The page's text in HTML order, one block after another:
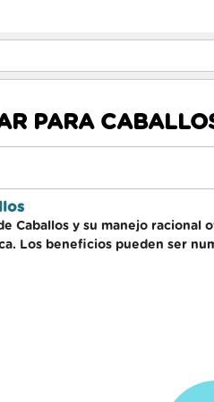
PARA
Caballos y su manejo
Los beneficios pueden ser